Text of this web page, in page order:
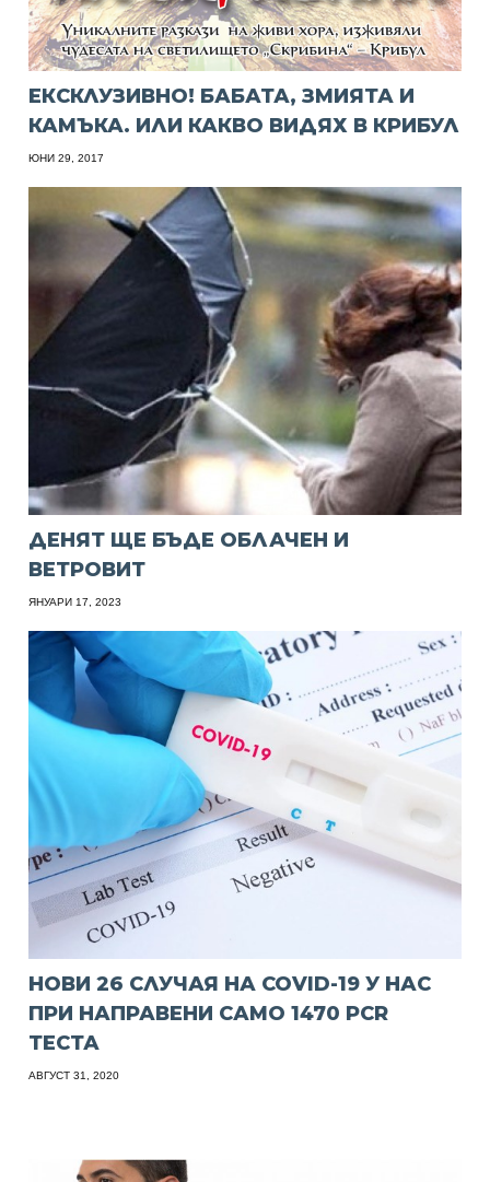
ЕКСКЛУЗИВНО! БАБАТА, ЗМИЯТА И
КАМЪКА. ИЛИ КАКВО ВИДЯХ В КРИБУЛ
ЮНИ 29, 2017
ДЕНЯТ ЩЕ БЪДЕ ОБЛАЧЕН И
ВЕТРОВИТ
ЯНУАРИ 17, 2023
НОВИ 26 СЛУЧАЯ НА COVID-19 У НАС
ПРИ НАПРАВЕНИ САМО 1470 PCR
ТЕСТА
АВГУСТ 31, 2020